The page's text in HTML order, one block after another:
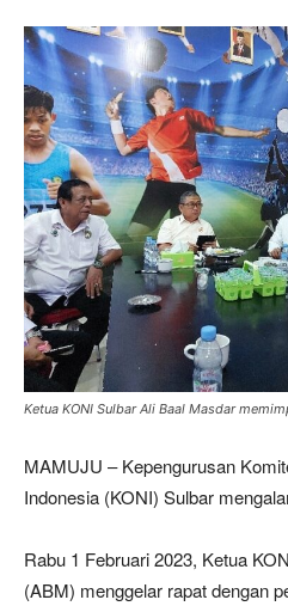
Ketua KONI Sulbar Ali Baal Masdar
MAMUJU – Kepengurusan
Indonesia (KONI) Sulbar
Rabu 1 Februari 2023, Ketua
(ABM) menggelar rapat dengan